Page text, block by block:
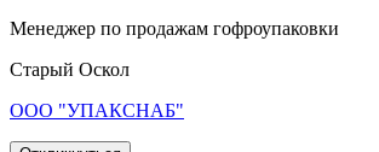
Менеджер по продажам гофроупаковки
Старый Оскол
ООО "УПАКСНАБ"